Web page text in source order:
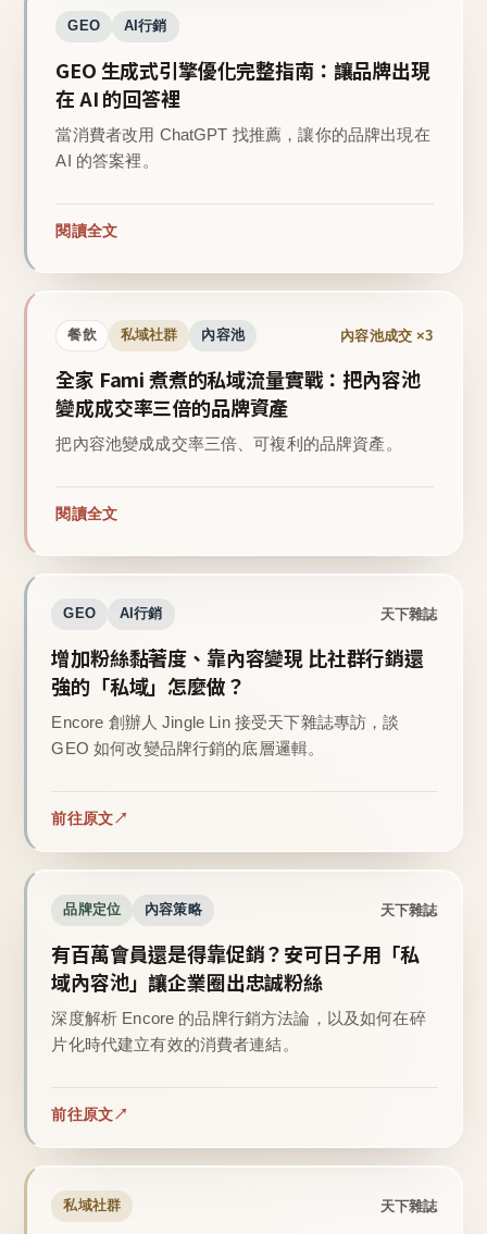
GEO AI行銷
GEO 生成式引擎優化完整指南：讓品牌出現
在 AI 的回答裡
當消費者改用 ChatGPT 找推薦，讓你的品牌出現在
AI 的答案裡。
閱讀全文
餐飲 私域社群 內容池 內容池成交 ×3
全家 Fami 煮煮的私域流量實戰：把內容池
變成成交率三倍的品牌資產
把內容池變成成交率三倍、可複利的品牌資產。
閱讀全文
GEO AI行銷 天下雜誌
增加粉絲黏著度、靠內容變現 比社群行銷還
強的「私域」怎麼做？
Encore 創辦人 Jingle Lin 接受天下雜誌專訪，談
GEO 如何改變品牌行銷的底層邏輯。
前往原文
品牌定位 內容策略 天下雜誌
有百萬會員還是得靠促銷？安可日子用「私
域內容池」讓企業圈出忠誠粉絲
深度解析 Encore 的品牌行銷方法論，以及如何在碎
片化時代建立有效的消費者連結。
前往原文
私域社群 天下雜誌